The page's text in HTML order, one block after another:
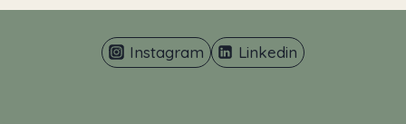
Instagram Linkedin